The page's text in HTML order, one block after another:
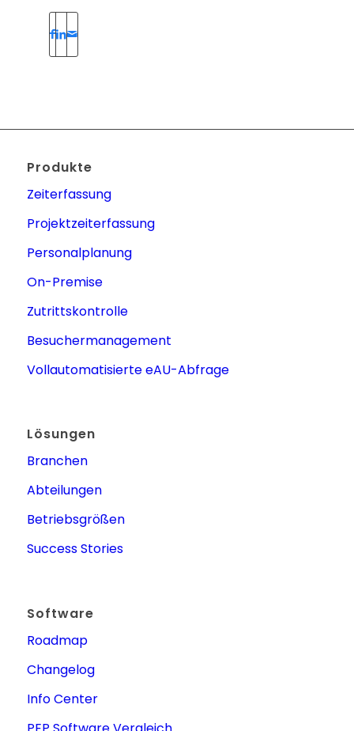
Produkte
Zeiterfassung
Projektzeiterfassung
Personalplanung
On-Premise
Zutrittskontrolle
Besuchermanagement
Vollautomatisierte eAU-Abfrage
Lösungen
Branchen
Abteilungen
Betriebsgrößen
Success Stories
Software
Roadmap
Changelog
Info Center